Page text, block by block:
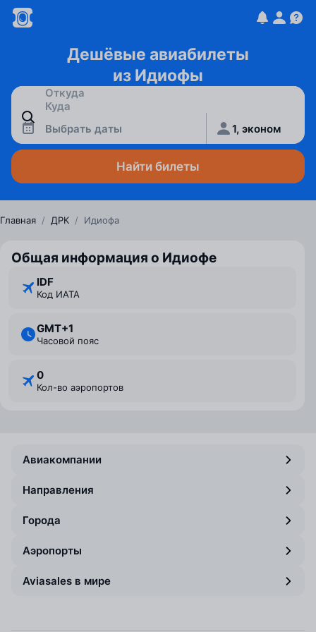
Дешёвые авиабилеты
из Идиофы
Выбрать даты 1, эконом
Найти билеты
Главная / ДРК / Идиофа
Общая информация о Идиофе
IDF
Код ИАТА
GMT+1
Часовой пояс
0
Кол-во аэропортов
Авиакомпании
Направления
Города
Аэропорты
Aviasales в мире